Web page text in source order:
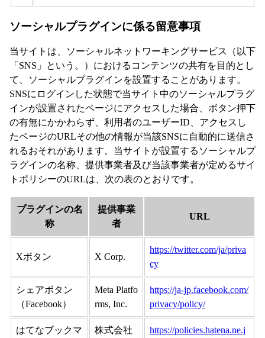
ソーシャルプラグインに係る留意事項
当サイトは、ソーシャルネットワーキングサービス（以下
「SNS」という。）におけるコンテンツの共有を目的とし
て、ソーシャルプラグインを設置することがあります。
SNSにログインした状態で当サイト中のソーシャルプラグ
インが設置されたページにアクセスした場合、ボタン押下
の有無にかかわらず、利用者のユーザーID、アクセスし
たページのURLその他の情報が当該SNSに自動的に送信さ
れるおそれがあります。当サイトが設置するソーシャルプ
ラグインの名称、提供事業者及び当該事業者が定めるサイ
トポリシーのURLは、次の表のとおりです。
プラグインの名
称
提供事業
者
URL
Xボタン X Corp.
https://twitter.com/ja/priva
cy
シェアボタン
（Facebook）
Meta Platfo
rms, Inc.
https://ja-jp.facebook.com/
privacy/policy/
はてなブックマ
株式会社
https://policies.hatena.ne.j